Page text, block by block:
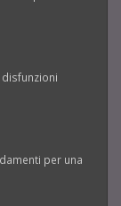
per una